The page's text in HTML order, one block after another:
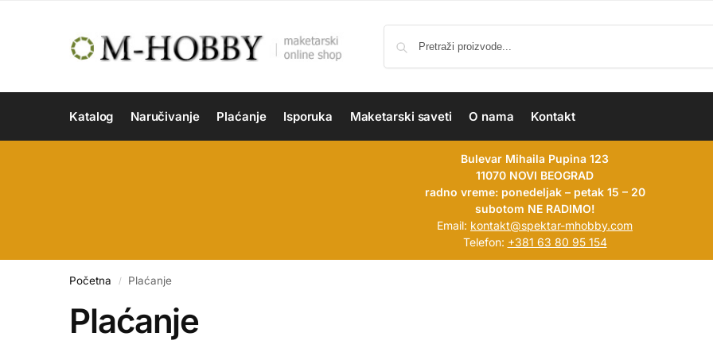
Katalog Naručivanje Plaćanje Isporuka Maketarski saveti O nama Kontakt
Bulevar Mihaila Pupina 123
11070 NOVI BEOGRAD
radno vreme: ponedeljak – petak 15 – 20
subotom NE RADIMO!
Email: kontakt@spektar-mhobby.com
Telefon: +381 63 80 95 154
Početna / Plaćanje
Plaćanje